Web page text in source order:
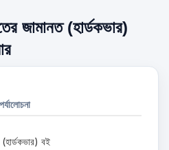
জামানত (হার্ডকভার)
বই